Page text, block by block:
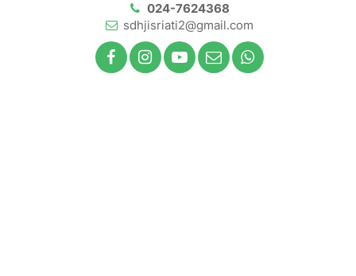
024-7624368
sdhjisriati2@gmail.com